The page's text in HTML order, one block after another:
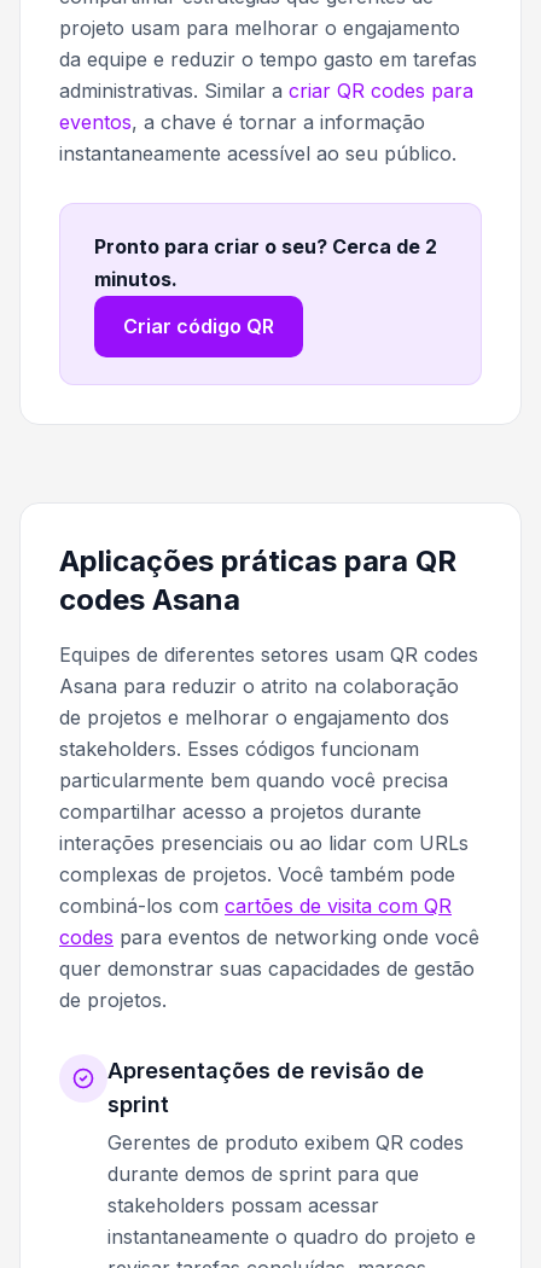
projeto usam para melhorar o engajamento
da equipe e reduzir o tempo gasto em tarefas
administrativas. Similar a criar QR codes para
eventos, a chave é tornar a informação
instantaneamente acessível ao seu público.
Pronto para criar o seu? Cerca de 2
minutos.
Criar código QR
Aplicações práticas para QR
codes Asana
Equipes de diferentes setores usam QR codes
Asana para reduzir o atrito na colaboração
de projetos e melhorar o engajamento dos
stakeholders. Esses códigos funcionam
particularmente bem quando você precisa
compartilhar acesso a projetos durante
interações presenciais ou ao lidar com URLs
complexas de projetos. Você também pode
combiná-los com cartões de visita com QR
codes para eventos de networking onde você
quer demonstrar suas capacidades de gestão
de projetos.
Apresentações de revisão de
sprint
Gerentes de produto exibem QR codes
durante demos de sprint para que
stakeholders possam acessar
instantaneamente o quadro do projeto e